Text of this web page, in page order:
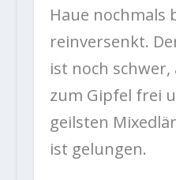
Haue nochmals
reinversenkt.
ist noch schwer,
zum Gipfel frei
geilsten
ist gelungen.